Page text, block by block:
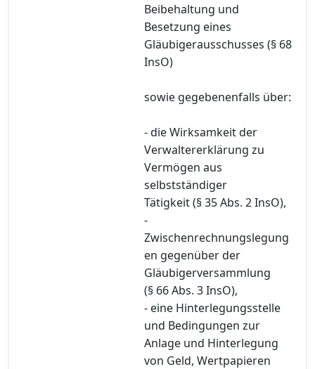
Beibehaltung und
Besetzung eines
Gläubigerausschusses (§ 68
InsO)
sowie gegebenenfalls über:
- die Wirksamkeit der
Verwaltererklärung zu
Vermögen aus
selbstständiger
Tätigkeit (§ 35 Abs. 2 InsO),
-
Zwischenrechnungslegung
en gegenüber der
Gläubigerversammlung
(§ 66 Abs. 3 InsO),
- eine Hinterlegungsstelle
und Bedingungen zur
Anlage und Hinterlegung
von Geld, Wertpapieren